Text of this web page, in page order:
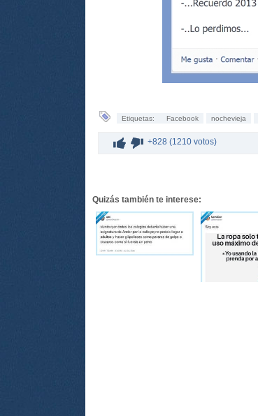
Etiquetas: Facebook nochevieja
+828 (1210 votos)
Quizás también te interese: